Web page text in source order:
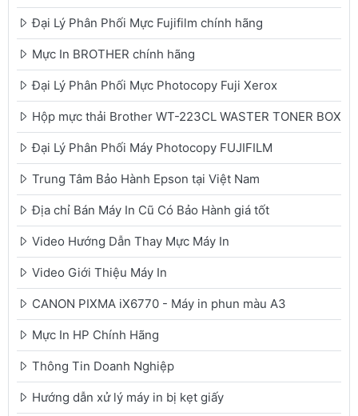
Đại Lý Phân Phối Mực Fujifilm chính hãng
Mực In BROTHER chính hãng
Đại Lý Phân Phối Mực Photocopy Fuji Xerox
Hộp mực thải Brother WT-223CL WASTER TONER BOX
Đại Lý Phân Phối Máy Photocopy FUJIFILM
Trung Tâm Bảo Hành Epson tại Việt Nam
Địa chỉ Bán Máy In Cũ Có Bảo Hành giá tốt
Video Hướng Dẫn Thay Mực Máy In
Video Giới Thiệu Máy In
CANON PIXMA iX6770 - Máy in phun màu A3
Mực In HP Chính Hãng
Thông Tin Doanh Nghiệp
Hướng dẫn xử lý máy in bị kẹt giấy